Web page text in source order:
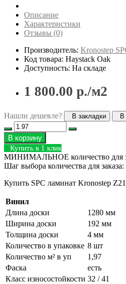
Описание
Характеристики
Отзывы (0)
Производитель: Kronostep
Код товара: Haystack Oak
Доступность: На складе
1 800.00 р./м2
Нашли дешевле? В закладки В
В корзину
Купить в 1 клик
МИНИМАЛЬНОЕ количество для
Шаг выбора количества для заказа:
Купить SPC ламинат Kronostep
Винил
Длина доски
1280 мм
Ширина доски
192 мм
Толщина доски
4 мм
Количество в упаковке 8 шт
Количество м² в уп
1,97
Фаска
есть
Класс износостойкости 32 / 41